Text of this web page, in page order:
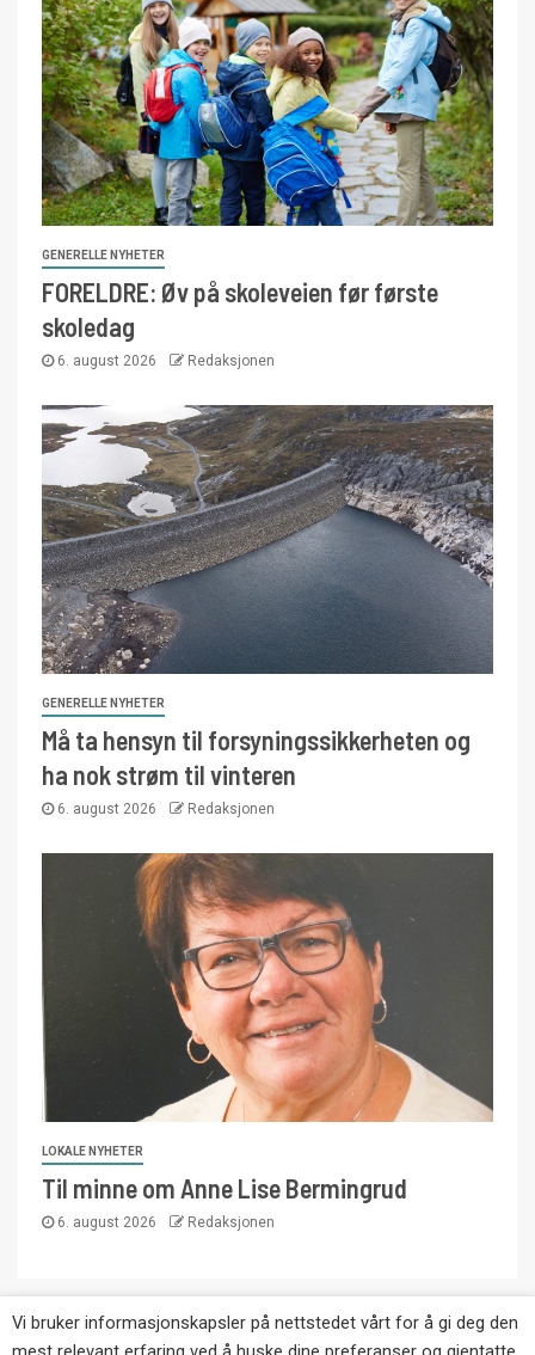
GENERELLE NYHETER
FORELDRE: Øv på skoleveien før første
skoledag
6. august 2026 Redaksjonen
GENERELLE NYHETER
Må ta hensyn til forsyningssikkerheten og
ha nok strøm til vinteren
6. august 2026 Redaksjonen
LOKALE NYHETER
Til minne om Anne Lise Bermingrud
6. august 2026 Redaksjonen
Copyright © Eikernytt.no utgis av Roy’s
Vi bruker informasjonskapsler på nettstedet vårt for å gi deg den